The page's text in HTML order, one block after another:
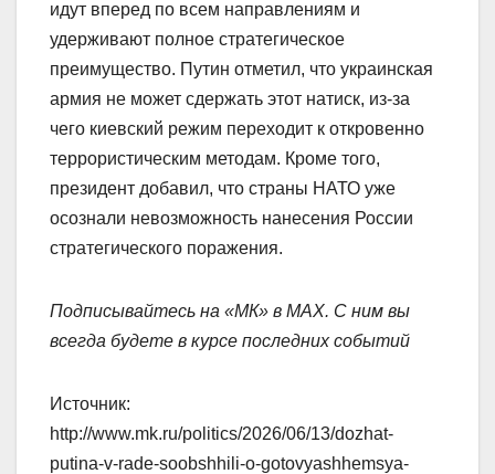
идут вперед по всем направлениям и
удерживают полное стратегическое
преимущество. Путин отметил, что украинская
армия не может сдержать этот натиск, из-за
чего киевский режим переходит к откровенно
террористическим методам. Кроме того,
президент добавил, что страны НАТО уже
осознали невозможность нанесения России
стратегического поражения.
Подписывайтесь на «МК» в MAX. С ним вы
всегда будете в курсе последних событий
Источник:
http://www.mk.ru/politics/2026/06/13/dozhat-
putina-v-rade-soobshhili-o-gotovyashhemsya-